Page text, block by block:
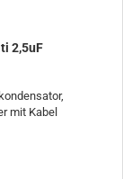
2,5uF
mit Kabel